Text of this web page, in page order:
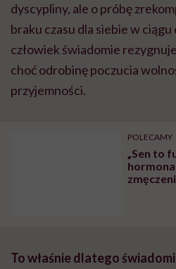
dyscypliny, ale o próbę
braku czasu dla siebie w
człowiek świadomie
choć odrobinę poczucia
przyjemności.
POLECAMY
„Sen to
To właśnie dlatego